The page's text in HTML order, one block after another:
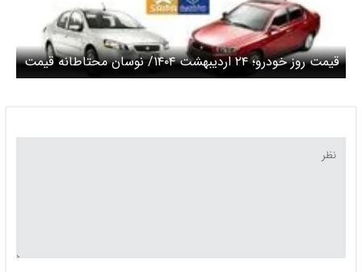
قیمت روز خودرو؛ ۲۴ اردیبهشت ۱۴۰۴/ نوسان محتاطانه قیمت
خودرو